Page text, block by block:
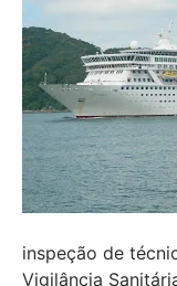
inspeção de
Vigilância